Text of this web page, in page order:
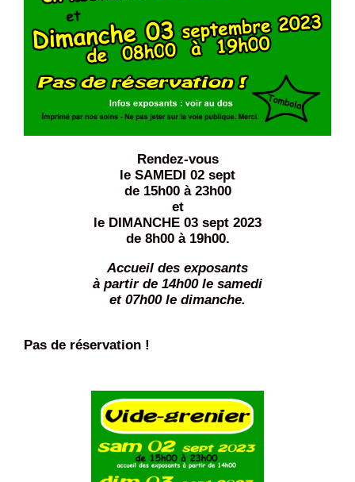
Rendez-vous
le SAMEDI 02 sept
de 15h00 à 23h00
et
le DIMANCHE 03 sept 2023
de 8h00 à 19h00.
Accueil des exposants
à partir de 14h00 le samedi
et 07h00 le dimanche.
Pas de réservation !